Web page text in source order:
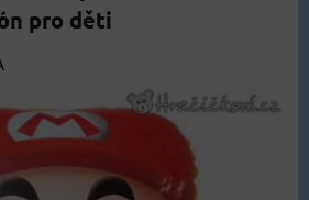
pro děti